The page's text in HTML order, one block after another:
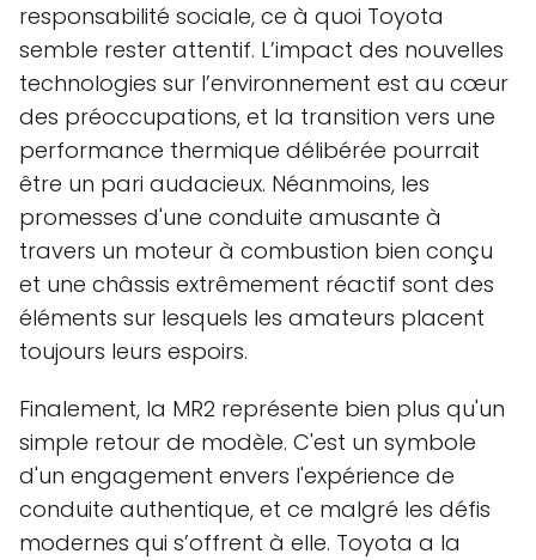
responsabilité sociale, ce à quoi Toyota
semble rester attentif. L’impact des nouvelles
technologies sur l’environnement est au cœur
des préoccupations, et la transition vers une
performance thermique délibérée pourrait
être un pari audacieux. Néanmoins, les
promesses d'une conduite amusante à
travers un moteur à combustion bien conçu
et une châssis extrêmement réactif sont des
éléments sur lesquels les amateurs placent
toujours leurs espoirs.
Finalement, la MR2 représente bien plus qu'un
simple retour de modèle. C'est un symbole
d'un engagement envers l'expérience de
conduite authentique, et ce malgré les défis
modernes qui s’offrent à elle. Toyota a la